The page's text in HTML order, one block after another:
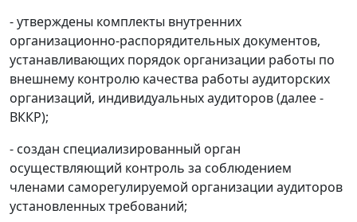
- утверждены комплекты внутренних
организационно-распорядительных документов,
устанавливающих порядок организации работы по
внешнему контролю качества работы аудиторских
организаций, индивидуальных аудиторов (далее -
ВККР);
- создан специализированный орган
осуществляющий контроль за соблюдением
членами саморегулируемой организации аудиторов
установленных требований;